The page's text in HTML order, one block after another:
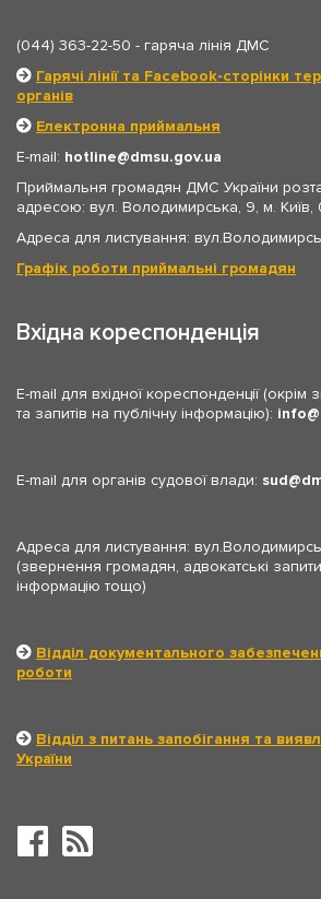
(044) 363-22-50 - гаряча лінія ДМС
Гарячі лінії та Facebook-сторінки
органів
Електронна приймальня
E-mail: hotline
dmsu.gov.ua
Приймальня громадян ДМС України
адресою: вул. Володимирська, 9, м. Київ,
Адреса для листування:
Графік роботи приймальні громадян
Вхідна кореспонденція
E-mail для вхідної кореспонденції
та запитів на публічну інформацію): info
E-mail для органів судової влади: sud
Адреса для листування:
(звернення громадян, адвокатські
інформацію тощо)
Відділ документального
роботи
Відділ з питань запобігання та
України